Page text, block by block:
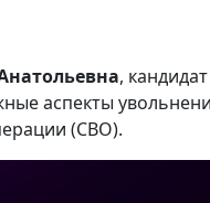
,
аспекты
(СВО).